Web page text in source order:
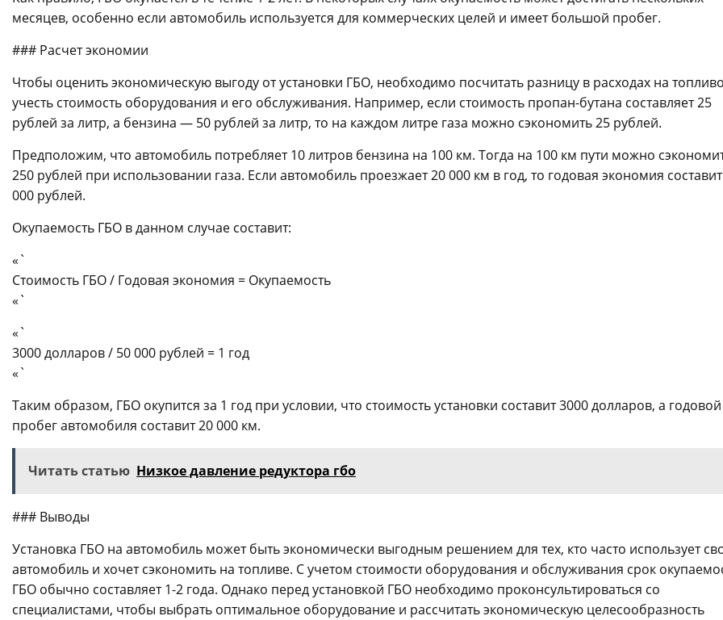
месяцев, особенно если автомобиль используется для коммерческих целей и имеет большой пробег.
### Расчет экономии
Чтобы оценить экономическую выгоду от установки ГБО, необходимо посчитать разницу в расходах на
учесть стоимость оборудования и его обслуживания. Например, если стоимость пропан-бутана составляет 25
рублей за литр, а бензина — 50 рублей за литр, то на каждом литре газа можно сэкономить 25 рублей.
Предположим, что автомобиль потребляет 10 литров бензина на 100 км. Тогда на 100 км пути можно
250 рублей при использовании газа. Если автомобиль проезжает 20 000 км в год, то годовая экономия
000 рублей.
Окупаемость ГБО в данном случае составит:
«`
Стоимость ГБО / Годовая экономия = Окупаемость
«`
«`
3000 долларов / 50 000 рублей = 1 год
«`
Таким образом, ГБО окупится за 1 год при условии, что стоимость установки составит 3000 долларов, а годовой
пробег автомобиля составит 20 000 км.
Читать статью Низкое давление редуктора гбо
### Выводы
Установка ГБО на автомобиль может быть экономически выгодным решением для тех, кто часто использует
автомобиль и хочет сэкономить на топливе. С учетом стоимости оборудования и обслуживания срок
ГБО обычно составляет 1-2 года. Однако перед установкой ГБО необходимо проконсультироваться со
специалистами, чтобы выбрать оптимальное оборудование и рассчитать экономическую целесообразность